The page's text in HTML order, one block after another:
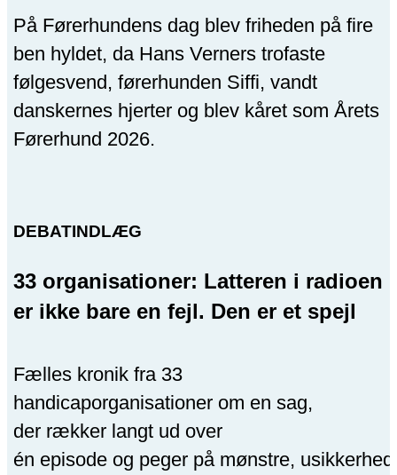
På Førerhundens dag blev friheden på fire
ben hyldet, da Hans Verners trofaste
følgesvend, førerhunden Siffi, vandt
danskernes hjerter og blev kåret som Årets
Førerhund 2026.
DEBATINDLÆG
33 organisationer: Latteren i radioen
er ikke bare en fejl. Den er et spejl
Fælles kronik fra 33
handicaporganisationer om en sag,
der rækker langt ud over
én episode og peger på mønstre,